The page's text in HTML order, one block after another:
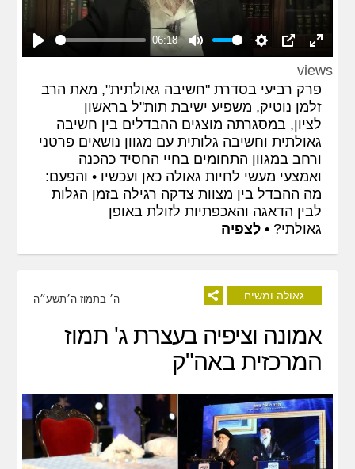
Play
06:18
Mute Settings PIPEnter
fullscreen
views
פרק רביעי בסדרת "חשיבה גאולתית", מאת הרב
זלמן נוטיק, משפיע ישיבת תות"ל בראשון
לציון, במסגרתה מוצגים ההבדלים בין חשיבה
גאולתית וחשיבה גלותית עם מגוון נושאים פרטני
ורחב במגוון התחומים בחיי החסיד כהכנה
ואמצעי מעשי לחיות גאולה כאן ועכשיו • והפעם:
מה ההבדל בין מצוות צדקה רגילה בזמן הגלות
לבין הדאגה והאכפתיות לזולת באופן
גאולתי? •לצפיה
גאולה ומשיח ה׳ בתמוז ה׳תשע״ה
אמונה וציפיה בעצרת ג' תמוז
המרכזית באה"ק